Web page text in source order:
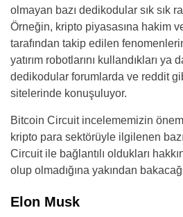
olmayan bazı dedikodular sık sık
Örneğin, kripto piyasasına hakim
tarafından takip edilen
yatırım robotlarını kullandıkları
dedikodular forumlarda ve reddit
sitelerinde konuşuluyor.
Bitcoin Circuit incelememizin
kripto para sektörüyle ilgilenen
Circuit ile bağlantılı oldukları
olup olmadığına yakından
Elon Musk